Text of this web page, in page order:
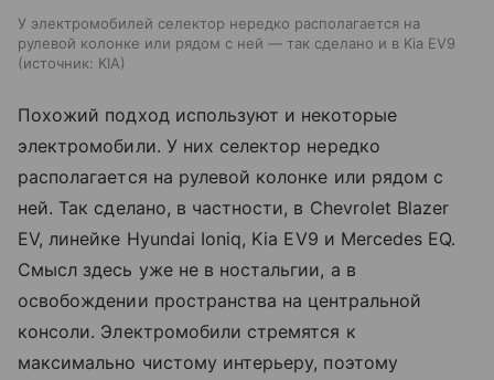
У электромобилей селектор нередко располагается на
рулевой колонке или рядом с ней — так сделано и в Kia EV9
источник: KIA
Похожий подход используют и некоторые
электромобили. У них селектор нередко
располагается на рулевой колонке или рядом с
ней. Так сделано, в частности, в Chevrolet Blazer
EV, линейке Hyundai Ioniq, Kia EV9 и Mercedes EQ.
Смысл здесь уже не в ностальгии, а в
освобождении пространства на центральной
консоли. Электромобили стремятся к
максимально чистому интерьеру, поэтому